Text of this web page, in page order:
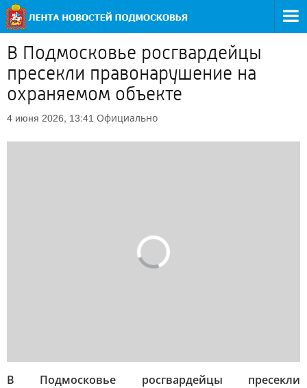
В Подмосковье росгвардейцы
пресекли правонарушение на
охраняемом объекте
4 июня 2026, 13:41 Официально
В Подмосковье росгвардейцы пресекли